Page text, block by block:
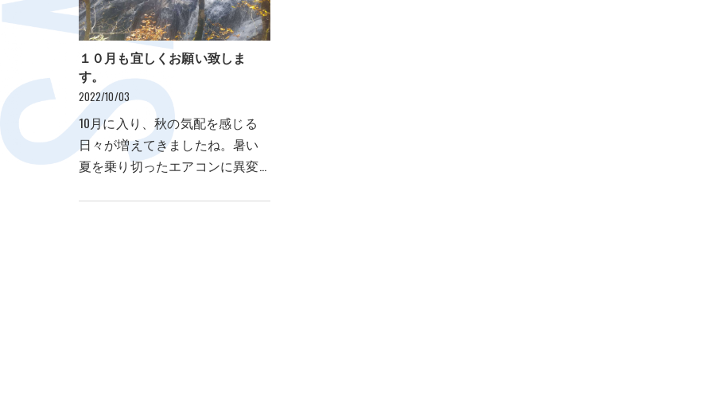
１０月も宜しくお願い致しま
す。
2022/10/03
10月に入り、秋の気配を感じる
日々が増えてきましたね。暑い
夏を乗り切ったエアコンに異変